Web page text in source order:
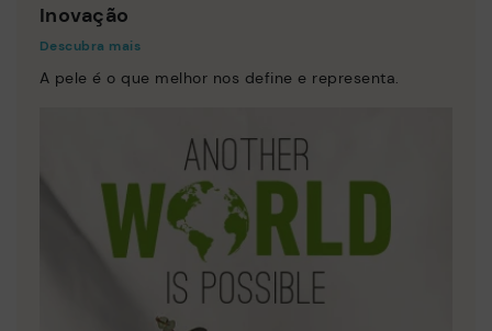
Inovação
Descubra mais
A pele é o que melhor nos define e representa.